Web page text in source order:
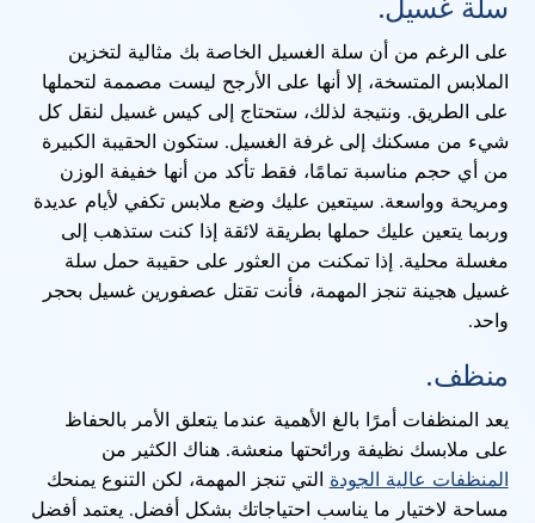
سلة غسيل.
على الرغم من أن سلة الغسيل الخاصة بك مثالية لتخزين
الملابس المتسخة، إلا أنها على الأرجح ليست مصممة لتحملها
على الطريق. ونتيجة لذلك، ستحتاج إلى كيس غسيل لنقل كل
شيء من مسكنك إلى غرفة الغسيل. ستكون الحقيبة الكبيرة
من أي حجم مناسبة تمامًا، فقط تأكد من أنها خفيفة الوزن
ومريحة وواسعة. سيتعين عليك وضع ملابس تكفي لأيام عديدة
وربما يتعين عليك حملها بطريقة لائقة إذا كنت ستذهب إلى
مغسلة محلية. إذا تمكنت من العثور على حقيبة حمل سلة
غسيل هجينة تنجز المهمة، فأنت تقتل عصفورين غسيل بحجر
واحد.
منظف.
يعد المنظفات أمرًا بالغ الأهمية عندما يتعلق الأمر بالحفاظ
على ملابسك نظيفة ورائحتها منعشة. هناك الكثير من
المنظفات عالية الجودة التي تنجز المهمة، لكن التنوع يمنحك
مساحة لاختيار ما يناسب احتياجاتك بشكل أفضل. يعتمد أفضل